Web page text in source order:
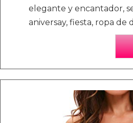
elegante y encantador,
aniversay, fiesta, ropa de